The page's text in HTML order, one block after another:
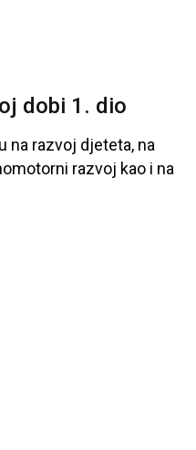
dobi 1. dio
na razvoj djeteta, na
razvoj kao i na